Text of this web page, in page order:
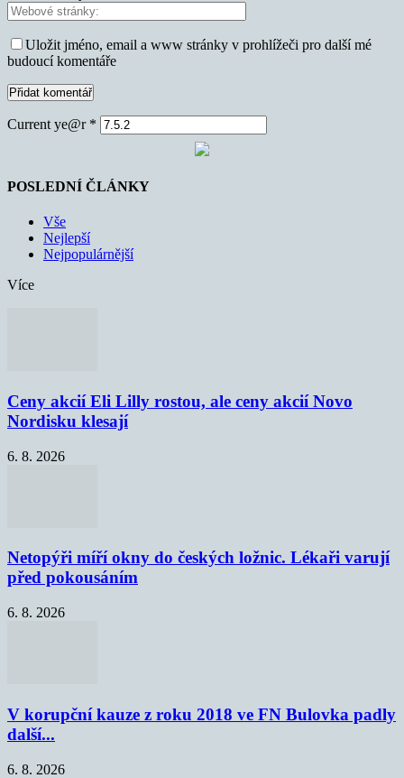
Uložit jméno, email a www stránky v prohlížeči pro další mé
budoucí komentáře
Current ye@r *
POSLEDNÍ ČLÁNKY
Vše
Nejlepší
Nejpopulárnější
Více
Ceny akcií Eli Lilly rostou, ale ceny akcií Novo
Nordisku klesají
6. 8. 2026
Netopýři míří okny do českých ložnic. Lékaři varují
před pokousáním
6. 8. 2026
V korupční kauze z roku 2018 ve FN Bulovka padly
další...
6. 8. 2026